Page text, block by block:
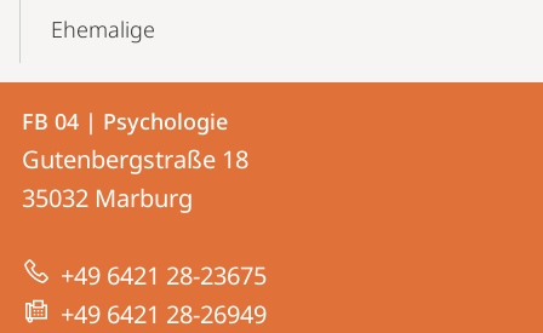
Ehemalige
Kontakt
und
Informationen
zur
Website
Kontaktinformationen
FB
04
Psychologie
FB 04 | Psychologie
Gutenbergstraße 18
35032 Marburg
+49 6421 28-23675
+49 6421 28-26949